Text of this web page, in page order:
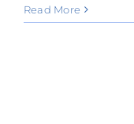
Read More